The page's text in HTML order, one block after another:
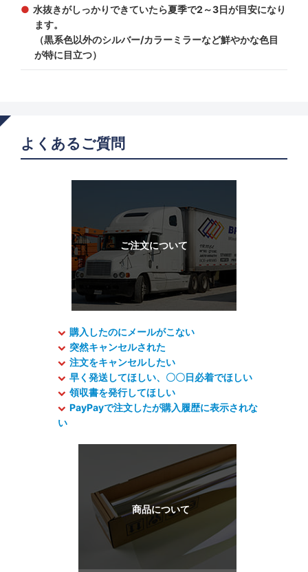
水抜きがしっかりできていたら夏季で2～3日が目安になり
ます。
（黒系色以外のシルバー/カラーミラーなど鮮やかな色目
が特に目立つ）
よくあるご質問
購入したのにメールがこない
突然キャンセルされた
注文をキャンセルしたい
早く発送してほしい、〇〇日必着でほしい
領収書を発行してほしい
PayPayで注文したが購入履歴に表示されな
い